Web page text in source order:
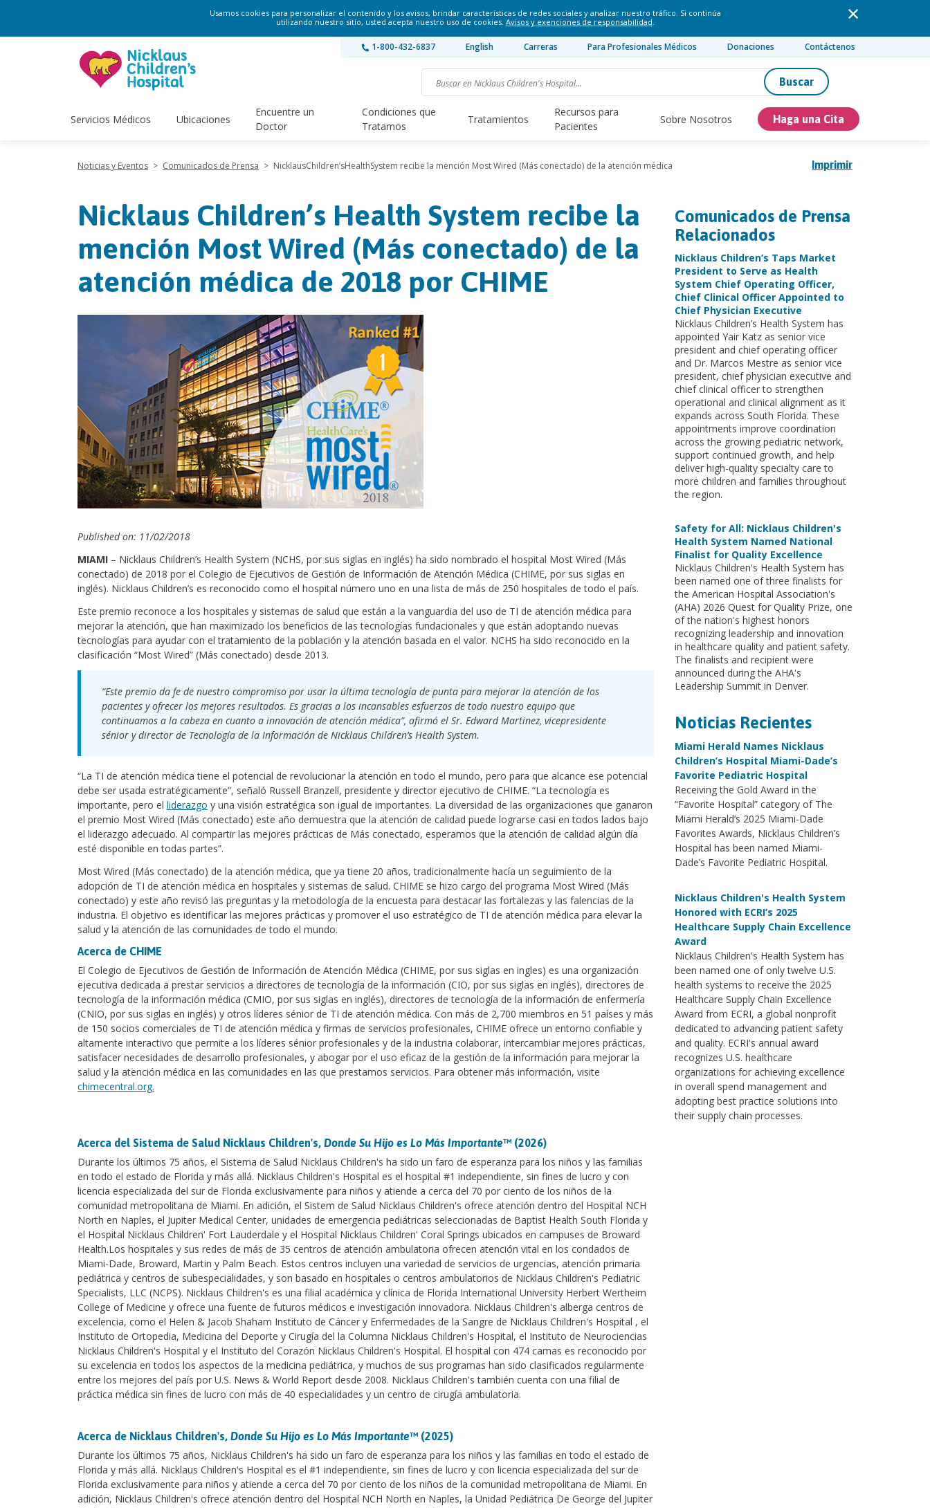
Usamos cookies para personalizar el contenido y los avisos, brindar características de redes sociales y analizar nuestro tráfico. Si continúa
utilizando nuestro sitio, usted acepta nuestro uso de cookies. Avisos y exenciones de responsabilidad.
1-800-432-6837 English Carreras Para Profesionales Médicos Donaciones Contáctenos
Buscar
Servicios Médicos Ubicaciones
Encuentre un
Doctor
Condiciones que
Tratamos
Tratamientos
Recursos para
Pacientes
Sobre Nosotros Haga una Cita
Imprimir
Noticias y Eventos > Comunicados de Prensa > NicklausChildren’sHealthSystem recibe la mención Most Wired (Más conectado) de la atención médica
Nicklaus Children’s Health System recibe la
mención Most Wired (Más conectado) de la
atención médica de 2018 por CHIME
Published on: 11/02/2018
MIAMI – Nicklaus Children’s Health System (NCHS, por sus siglas en inglés) ha sido nombrado el hospital Most Wired (Más
conectado) de 2018 por el Colegio de Ejecutivos de Gestión de Información de Atención Médica (CHIME, por sus siglas en
inglés). Nicklaus Children’s es reconocido como el hospital número uno en una lista de más de 250 hospitales de todo el país.
Este premio reconoce a los hospitales y sistemas de salud que están a la vanguardia del uso de TI de atención médica para
mejorar la atención, que han maximizado los beneficios de las tecnologías fundacionales y que están adoptando nuevas
tecnologías para ayudar con el tratamiento de la población y la atención basada en el valor. NCHS ha sido reconocido en la
clasificación “Most Wired” (Más conectado) desde 2013.
“Este premio da fe de nuestro compromiso por usar la última tecnología de punta para mejorar la atención de los
pacientes y ofrecer los mejores resultados. Es gracias a los incansables esfuerzos de todo nuestro equipo que
continuamos a la cabeza en cuanto a innovación de atención médica”, afirmó el Sr. Edward Martinez, vicepresidente
sénior y director de Tecnología de la Información de Nicklaus Children’s Health System.
“La TI de atención médica tiene el potencial de revolucionar la atención en todo el mundo, pero para que alcance ese potencial
debe ser usada estratégicamente”, señaló Russell Branzell, presidente y director ejecutivo de CHIME. “La tecnología es
importante, pero el liderazgo y una visión estratégica son igual de importantes. La diversidad de las organizaciones que ganaron
el premio Most Wired (Más conectado) este año demuestra que la atención de calidad puede lograrse casi en todos lados bajo
el liderazgo adecuado. Al compartir las mejores prácticas de Más conectado, esperamos que la atención de calidad algún día
esté disponible en todas partes”.
Most Wired (Más conectado) de la atención médica, que ya tiene 20 años, tradicionalmente hacía un seguimiento de la
adopción de TI de atención médica en hospitales y sistemas de salud. CHIME se hizo cargo del programa Most Wired (Más
conectado) y este año revisó las preguntas y la metodología de la encuesta para destacar las fortalezas y las falencias de la
industria. El objetivo es identificar las mejores prácticas y promover el uso estratégico de TI de atención médica para elevar la
salud y la atención de las comunidades de todo el mundo.
Acerca de CHIME
El Colegio de Ejecutivos de Gestión de Información de Atención Médica (CHIME, por sus siglas en ingles) es una organización
ejecutiva dedicada a prestar servicios a directores de tecnología de la información (CIO, por sus siglas en inglés), directores de
tecnología de la información médica (CMIO, por sus siglas en inglés), directores de tecnología de la información de enfermería
(CNIO, por sus siglas en inglés) y otros líderes sénior de TI de atención médica. Con más de 2,700 miembros en 51 países y más
de 150 socios comerciales de TI de atención médica y firmas de servicios profesionales, CHIME ofrece un entorno confiable y
altamente interactivo que permite a los líderes sénior profesionales y de la industria colaborar, intercambiar mejores prácticas,
satisfacer necesidades de desarrollo profesionales, y abogar por el uso eficaz de la gestión de la información para mejorar la
salud y la atención médica en las comunidades en las que prestamos servicios. Para obtener más información, visite
chimecentral.org.
Acerca del Sistema de Salud Nicklaus Children's, Donde Su Hijo es Lo Más Importante™ (2026)
Durante los últimos 75 años, el Sistema de Salud Nicklaus Children's ha sido un faro de esperanza para los niños y las familias
en todo el estado de Florida y más allá. Nicklaus Children's Hospital es el hospital #1 independiente, sin fines de lucro y con
licencia especializada del sur de Florida exclusivamente para niños y atiende a cerca del 70 por ciento de los niños de la
comunidad metropolitana de Miami. En adición, el Sistem de Salud Nicklaus Children's ofrece atención dentro del Hospital NCH
North en Naples, el Jupiter Medical Center, unidades de emergencia pediátricas seleccionadas de Baptist Health South Florida y
el Hospital Nicklaus Children' Fort Lauderdale y el Hospital Nicklaus Children' Coral Springs ubicados en campuses de Broward
Health.Los hospitales y sus redes de más de 35 centros de atención ambulatoria ofrecen atención vital en los condados de
Miami-Dade, Broward, Martin y Palm Beach. Estos centros incluyen una variedad de servicios de urgencias, atención primaria
pediátrica y centros de subespecialidades, y son basado en hospitales o centros ambulatorios de Nicklaus Children's Pediatric
Specialists, LLC (NCPS). Nicklaus Children's es una filial académica y clínica de Florida International University Herbert Wertheim
College of Medicine y ofrece una fuente de futuros médicos e investigación innovadora. Nicklaus Children's alberga centros de
excelencia, como el Helen & Jacob Shaham Instituto de Cáncer y Enfermedades de la Sangre de Nicklaus Children's Hospital , el
Instituto de Ortopedia, Medicina del Deporte y Cirugía del la Columna Nicklaus Children's Hospital, el Instituto de Neurociencias
Nicklaus Children's Hospital y el Instituto del Corazón Nicklaus Children's Hospital. El hospital con 474 camas es reconocido por
su excelencia en todos los aspectos de la medicina pediátrica, y muchos de sus programas han sido clasificados regularmente
entre los mejores del país por U.S. News & World Report desde 2008. Nicklaus Children's también cuenta con una filial de
práctica médica sin fines de lucro con más de 40 especialidades y un centro de cirugía ambulatoria.
Acerca de Nicklaus Children's, Donde Su Hijo es Lo Más Importante™ (2025)
Durante los últimos 75 años, Nicklaus Children's ha sido un faro de esperanza para los niños y las familias en todo el estado de
Florida y más allá. Nicklaus Children's Hospital es el #1 independiente, sin fines de lucro y con licencia especializada del sur de
Florida exclusivamente para niños y atiende a cerca del 70 por ciento de los niños de la comunidad metropolitana de Miami. En
adición, Nicklaus Children's ofrece atención dentro del Hospital NCH North en Naples, la Unidad Pediátrica De George del Jupiter
Comunicados de Prensa
Relacionados
Nicklaus Children’s Taps Market
President to Serve as Health
System Chief Operating Officer,
Chief Clinical Officer Appointed to
Chief Physician Executive
Nicklaus Children’s Health System has
appointed Yair Katz as senior vice
president and chief operating officer
and Dr. Marcos Mestre as senior vice
president, chief physician executive and
chief clinical officer to strengthen
operational and clinical alignment as it
expands across South Florida. These
appointments improve coordination
across the growing pediatric network,
support continued growth, and help
deliver high-quality specialty care to
more children and families throughout
the region.
Safety for All: Nicklaus Children's
Health System Named National
Finalist for Quality Excellence
Nicklaus Children's Health System has
been named one of three finalists for
the American Hospital Association's
(AHA) 2026 Quest for Quality Prize, one
of the nation's highest honors
recognizing leadership and innovation
in healthcare quality and patient safety.
The finalists and recipient were
announced during the AHA's
Leadership Summit in Denver.
Noticias Recientes
Miami Herald Names Nicklaus
Children’s Hospital Miami-Dade’s
Favorite Pediatric Hospital
Receiving the Gold Award in the
“Favorite Hospital” category of The
Miami Herald’s 2025 Miami-Dade
Favorites Awards, Nicklaus Children’s
Hospital has been named Miami-
Dade’s Favorite Pediatric Hospital.
Nicklaus Children's Health System
Honored with ECRI’s 2025
Healthcare Supply Chain Excellence
Award
Nicklaus Children's Health System has
been named one of only twelve U.S.
health systems to receive the 2025
Healthcare Supply Chain Excellence
Award from ECRI, a global nonprofit
dedicated to advancing patient safety
and quality. ECRI's annual award
recognizes U.S. healthcare
organizations for achieving excellence
in overall spend management and
adopting best practice solutions into
their supply chain processes.